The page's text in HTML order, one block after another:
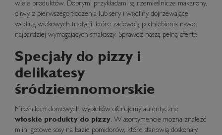
wiele produktów. Dobrymi przykładami są rzemieślnicze makarony,
oliwy z pierwszego tłoczenia lub sery i wędliny dojrzewające
według wiekowych tradycji, które zadowolą podniebienia nawet
najbardziej wymagających smakoszy. Sprawdź naszą pełną ofertę!
Specjały do pizzy i
delikatesy
śródziemnomorskie
Miłośnikom domowych wypieków oferujemy autentyczne
włoskie produkty do pizzy. W asortymencie można znaleźć
m.in. gotowe sosy na bazie pomidorów, które stanowią doskonały